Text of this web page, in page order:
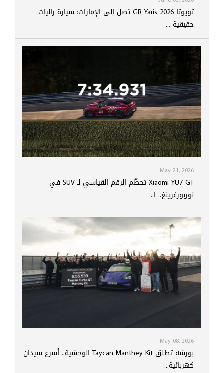
تويوتا GR Yaris 2026 تصل إلى الإمارات: سيارة راليات
حقيقية ...
May 21, 2026
Xiaomi YU7 GT تحطّم الرقم القياسي لـ SUV في
نوربورغرينغ.. ا...
May 08, 2026
بورشه تطلق Taycan Manthey Kit الوحشية.. أسرع سيدان
كهربائية...